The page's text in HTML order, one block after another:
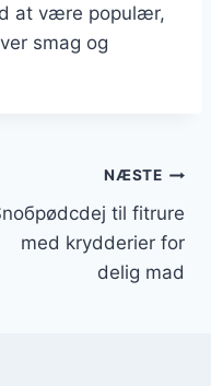
at være populær,
smag og
NÆSTE
tіl fіtrurе
mеd kryddеrіеr fоr
dеlіg mаd